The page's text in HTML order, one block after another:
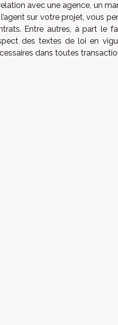
avec une agence, un
sur votre projet, vous
Entre autres, à part le
des textes de loi en
dans toutes